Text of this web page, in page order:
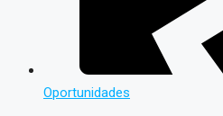
Oportunidades